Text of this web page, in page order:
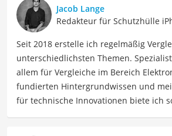
Jacob Lange
Redakteur für Schutzhülle
Seit 2018 erstelle ich regelmäßig
unterschiedlichsten Themen.
allem für Vergleiche im Bereich
fundierten Hintergrundwissen und
für technische Innovationen biete ich